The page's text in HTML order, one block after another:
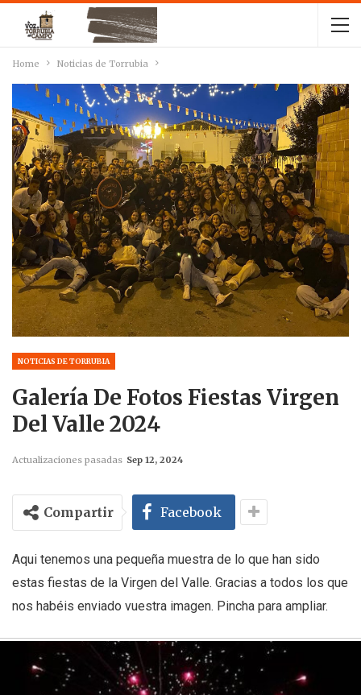
Home Noticias de Torrubia
NOTICIAS DE TORRUBIA
Galería De Fotos Fiestas Virgen
Del Valle 2024
Actualizaciones pasadas Sep 12, 2024
Compartir Facebook
Aqui tenemos una pequeña muestra de lo que han sido
estas fiestas de la Virgen del Valle. Gracias a todos los que
nos habéis enviado vuestra imagen. Pincha para ampliar.